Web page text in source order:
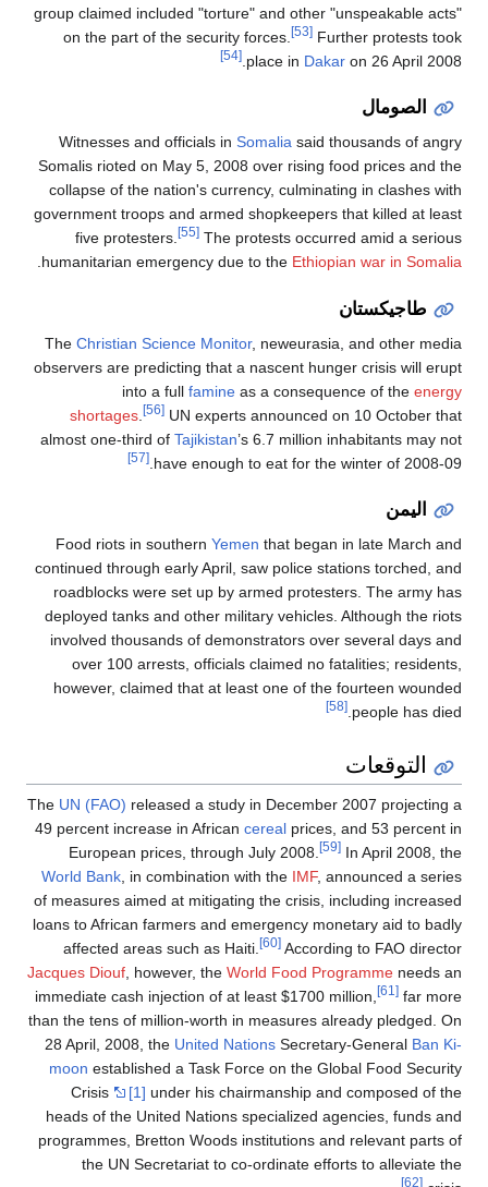
group claimed included "torture" and
on the part of the security forces.
place in
[54]
Witnesses and officials inSomaliasaid
Somalis rioted on May 5, 2008 over
collapse of the nation's currency,
government troops and armed
five protesters.
[55] The protests
humanitarian emergency due to the
.
TheChristian Science Monitor,
observers are predicting that a nascent
into a fullfamineas a
shortages.
UN experts
almost one-third ofTajikistan’s 6.7
have enough to eat for
Food riots in southernYementhat
continued through early April, saw police
roadblocks were set up by armed
deployed tanks and other military
involved thousands of demonstrators
over 100 arrests, officials claimed
however, claimed that at least one of
TheUN (FAO)released a study in
49 percent increase in Africancereal
European prices, through July 2008.
World Bank, in combination with theIMF
of measures aimed at mitigating the
loans to African farmers and emergency
affected areas such as Haiti.
Jacques Diouf, however, theWorld Food
immediate cash injection of at least $1700
than the tens of million-worth in measures
28 April, 2008, theUnited Nations
moonestablished a Task Force on the
Crisis
[1]under his chairmanship
heads of the United Nations specialized
programmes, Bretton Woods institutions
the UN Secretariat to co-ordinate